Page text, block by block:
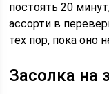
постоять 20
ассорти в
тех пор, пока оно
Засолка на